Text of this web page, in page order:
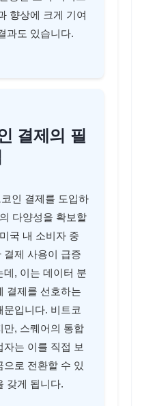
향상에 크게 기여
과도 있습니다.
결제의 필
인 결제를 도입하
다양성을 확보할
국 내 소비자 중
결제 사용이 급증
데, 이는 데이터 분
결제를 선호하는
문입니다. 비트코
만, 스퀘어의 통합
자는 이를 직접 보
으로 전환할 수 있
갖게 됩니다.